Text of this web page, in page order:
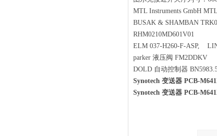
MTL Instruments GmbH
BUSAK & SHAMBAN
RHM0210MD601V01
ELM 037-H260-F-ASP,
parker 液压阀 FM2DDKV
DOLD 自动控制器
Synotech 变送器 PCB-
Synotech 变送器 PCB-